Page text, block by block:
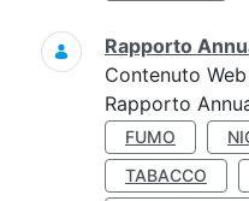
Rapporto
Contenuto Web
Rapporto
FUMO
TABACCO